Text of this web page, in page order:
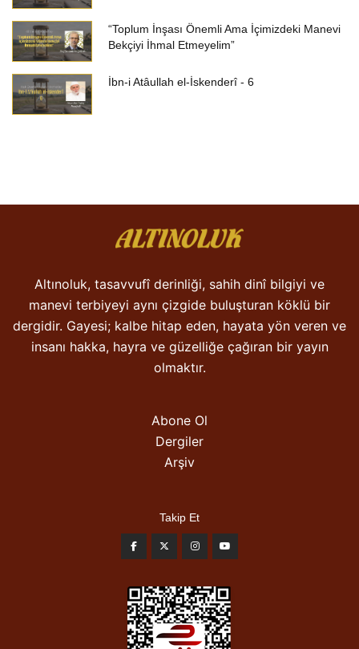
“Toplum İnşası Önemli Ama İçimizdeki Manevi
Bekçiyi İhmal Etmeyelim”
İbn-i Atâullah el-İskenderî - 6
Altınoluk, tasavvufî derinliği, sahih dinî bilgiyi ve
manevi terbiyeyi aynı çizgide buluşturan köklü bir
dergidir. Gayesi; kalbe hitap eden, hayata yön veren ve
insanı hakka, hayra ve güzelliğe çağıran bir yayın
olmaktır.
Abone Ol
Dergiler
Arşiv
Takip Et